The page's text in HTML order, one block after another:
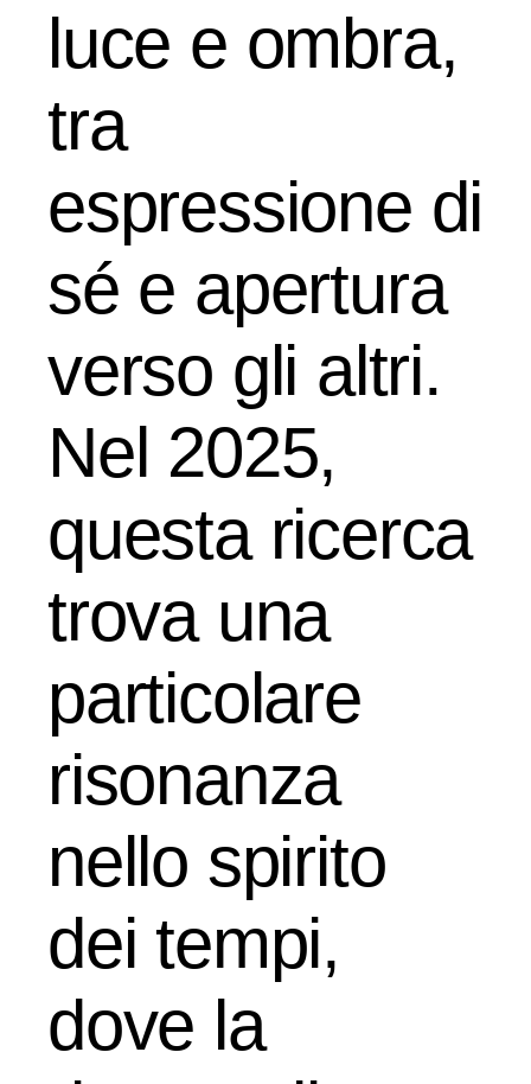
luce e ombra,
tra
espressione di
sé e apertura
verso gli altri.
Nel 2025,
questa ricerca
trova una
particolare
risonanza
nello spirito
dei tempi,
dove la